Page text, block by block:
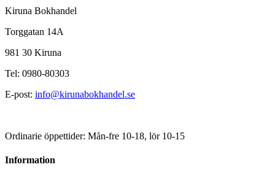
Kiruna Bokhandel
Torggatan 14A
981 30 Kiruna
Tel: 0980-80303
E-post: info@kirunabokhandel.se
Ordinarie öppettider: Mån-fre 10-18, lör 10-15
Information